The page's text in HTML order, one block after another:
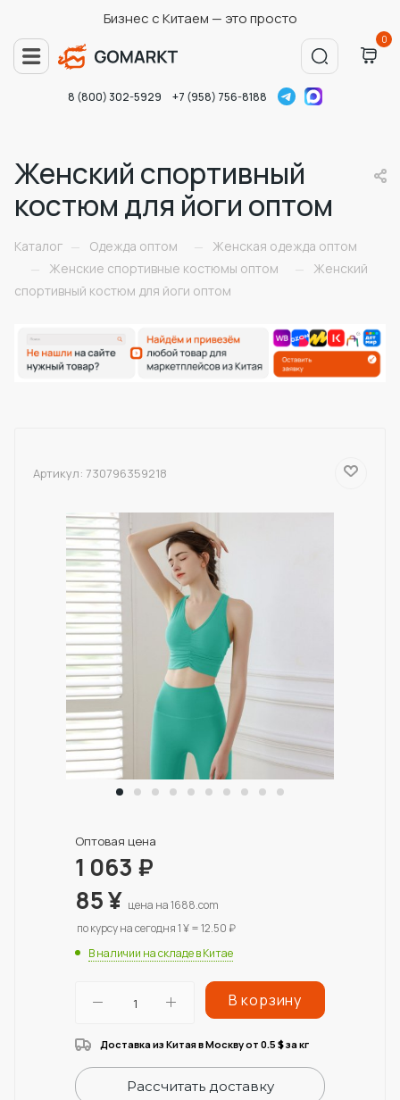
Бизнес с Китаем — это просто
0
8 (800) 302-5929 +7 (958) 756-8188
Женский спортивный
костюм для йоги оптом
Каталог — Одежда оптом —
Женская одежда оптом
—
Женские спортивные костюмы оптом —
Женский
спортивный костюм для йоги оптом
Артикул: 730796359218
Оптовая цена
1 063 ₽
85¥ цена на 1688.com
по курсу на сегодня 1 ¥ = 12.50 ₽
В наличии на складе в Китае
В корзину
Доставка из Китая в Москву от 0.5 $за кг
Рассчитать доставку